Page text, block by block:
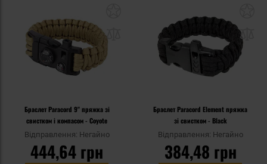
Браслет Paracord 9" пряжка зі
свистком і компасом - Coyote
Відправлення: Негайно
444,64 грн
Браслет Paracord Element пряжка
зі свистком - Black
Відправлення: Негайно
384,48 грн